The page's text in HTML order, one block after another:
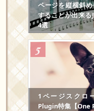
ページを縦横斜
することが出来
4選
1ページスクロ
Plugin特集【One